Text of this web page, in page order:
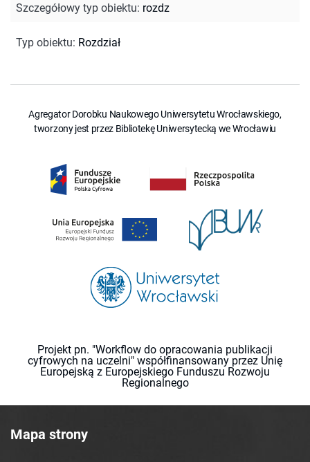
Szczegółowy typ obiektu: rozdz
Typ obiektu: Rozdział
Agregator Dorobku Naukowego Uniwersytetu Wrocławskiego,
tworzony jest przez Bibliotekę Uniwersytecką we Wrocławiu
Projekt pn. "Workflow do opracowania publikacji
cyfrowych na uczelni" współfinansowany przez Unię
Europejską z Europejskiego Funduszu Rozwoju
Regionalnego
Mapa strony